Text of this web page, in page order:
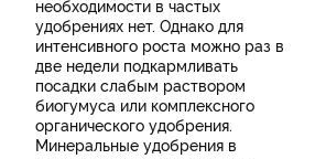
необходимости в частых
удобрениях нет. Однако для
интенсивного роста можно раз в
две недели подкармливать
посадки слабым раствором
биогумуса или комплексного
органического удобрения.
Минеральные удобрения в